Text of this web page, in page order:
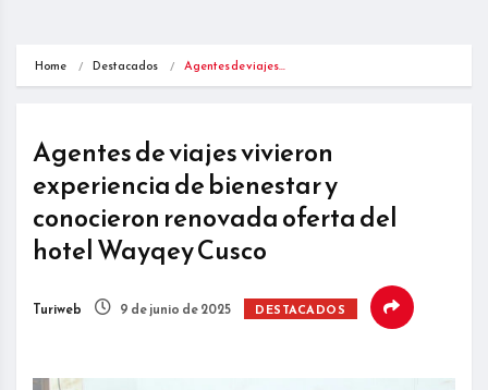
Home Destacados Agentes de viajes…
Agentes de viajes vivieron
experiencia de bienestar y
conocieron renovada oferta del
hotel Wayqey Cusco
Turiweb 9 de junio de 2025 DESTACADOS